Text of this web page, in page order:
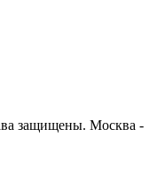
защищены. Москва -